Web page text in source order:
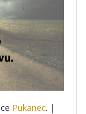
Pukanec. |